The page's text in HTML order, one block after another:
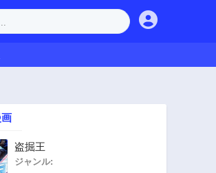
盗掘王
ジャンル: